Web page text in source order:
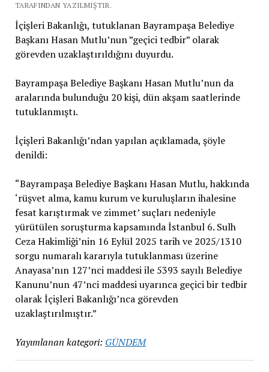
TARAFINDAN YAZILMIŞTIR.
İçişleri Bakanlığı, tutuklanan Bayrampaşa Belediye
Başkanı Hasan Mutlu’nun ”geçici tedbir” olarak
görevden uzaklaştırıldığını duyurdu.
Bayrampaşa Belediye Başkanı Hasan Mutlu’nun da
aralarında bulunduğu 20 kişi, dün akşam saatlerinde
tutuklanmıştı.
İçişleri Bakanlığı’ndan yapılan açıklamada, şöyle
denildi:
“Bayrampaşa Belediye Başkanı Hasan Mutlu, hakkında
‘rüşvet alma, kamu kurum ve kuruluşların ihalesine
fesat karıştırmak ve zimmet’ suçları nedeniyle
yürütülen soruşturma kapsamında İstanbul 6. Sulh
Ceza Hakimliği’nin 16 Eylül 2025 tarih ve 2025/1310
sorgu numaralı kararıyla tutuklanması üzerine
Anayasa’nın 127’nci maddesi ile 5393 sayılı Belediye
Kanunu’nun 47’nci maddesi uyarınca geçici bir tedbir
olarak İçişleri Bakanlığı’nca görevden
uzaklaştırılmıştır.”
Yayımlanan kategori: GÜNDEM